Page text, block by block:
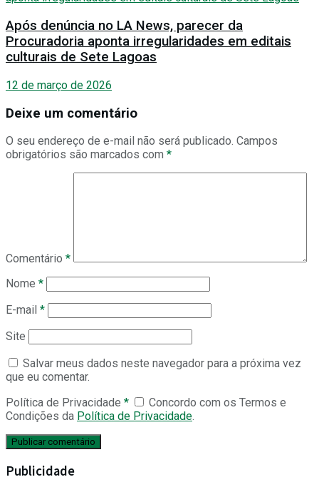
Após denúncia no LA News, parecer da
Procuradoria aponta irregularidades em editais
culturais de Sete Lagoas
12 de março de 2026
Deixe um comentário
O seu endereço de e-mail não será publicado. Campos
obrigatórios são marcados com *
Comentário *
Nome *
E-mail *
Site
Salvar meus dados neste navegador para a próxima vez
que eu comentar.
Política de Privacidade *
Concordo com os Termos e
Condições da Política de Privacidade.
Publicidade